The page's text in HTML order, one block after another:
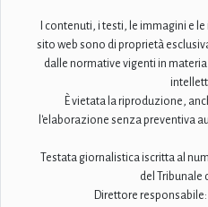
I contenuti, i testi, le immagini e
sito web sono di proprietà
dalle normative vigenti in
È vietata la riproduzione,
l'elaborazione senza preventiva
Testata giornalistica iscritta al
del Tribunale
Direttore responsabile: